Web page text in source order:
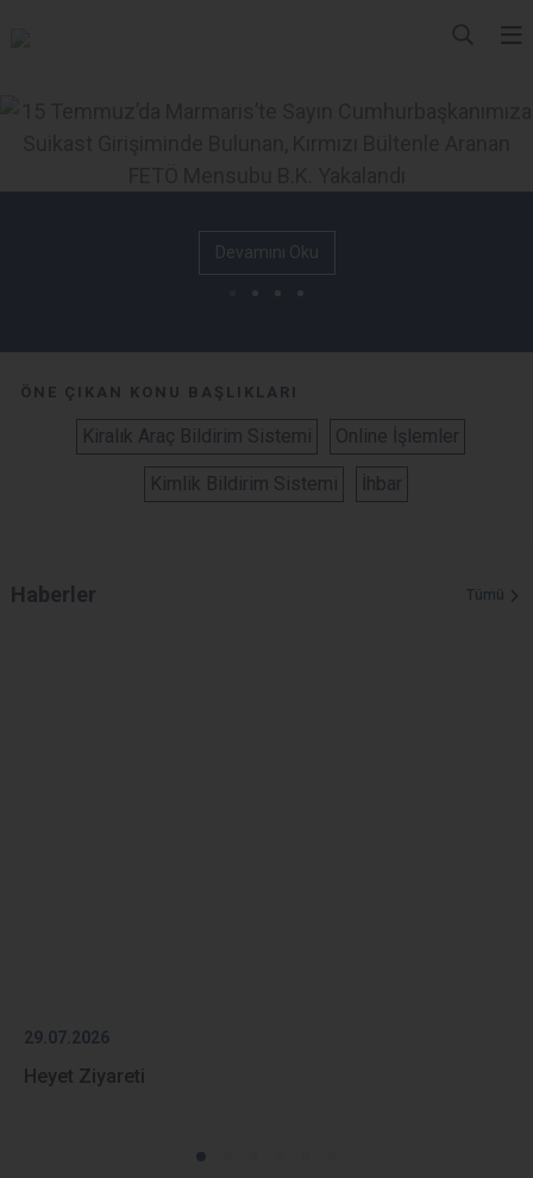
Devamını Oku
ÖNE ÇIKAN KONU BAŞLIKLARI
Kiralık Araç Bildirim Sistemi Online İşlemler
Kimlik Bildirim Sistemi İhbar
Haberler Tümü
29.07.2026
Heyet Ziyareti